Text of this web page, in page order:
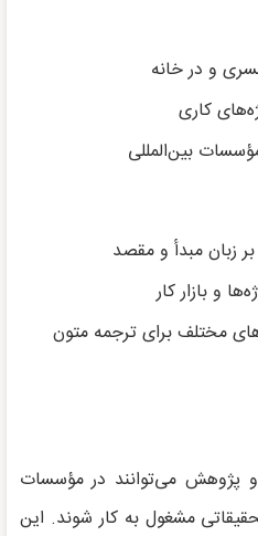
و در خانه
کاری
بین‌المللی
زبان مبدأ و مقصد
و بازار کار
مختلف برای ترجمه متون
پژوهش می‌توانند در مؤسسات
مشغول به کار شوند. این